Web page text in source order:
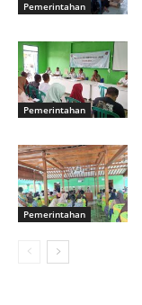
Pemerintahan
Pemerintahan
Pemerintahan